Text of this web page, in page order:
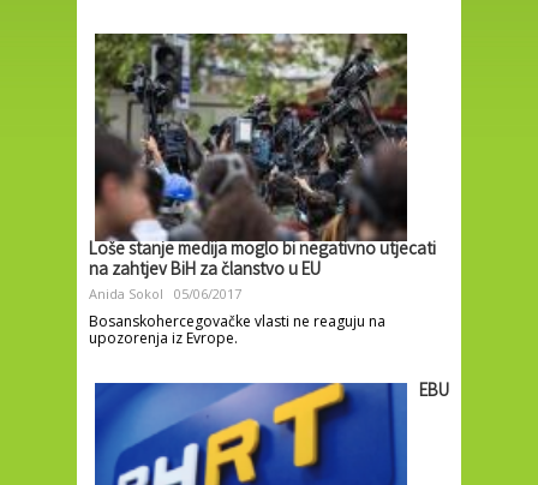
Loše stanje medija moglo bi negativno utjecati
na zahtjev BiH za članstvo u EU
Anida Sokol 05/06/2017
Bosanskohercegovačke vlasti ne reaguju na
upozorenja iz Evrope.
EBU